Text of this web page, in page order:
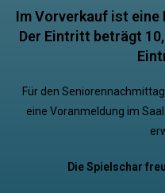
Im Vorverkauf ist
Der Eintritt beträgt
Für den
eine Voranmeldung im
Die Spielschar